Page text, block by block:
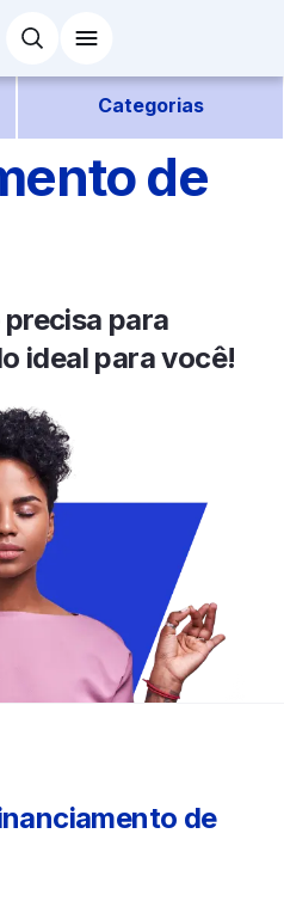
Categorias
de
para
ideal para você!
de